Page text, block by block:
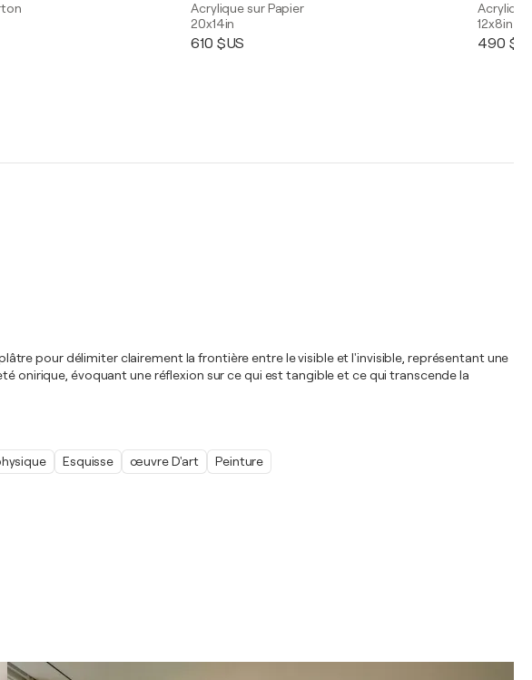
Acrylique sur Papier
20x14in
610 $US
12x8in
490
pour délimiter clairement la frontière entre le visible et l'invisible, représentant une
onirique, évoquant une réflexion sur ce qui est tangible et ce qui transcende la
Esquisse œuvre D'art Peinture